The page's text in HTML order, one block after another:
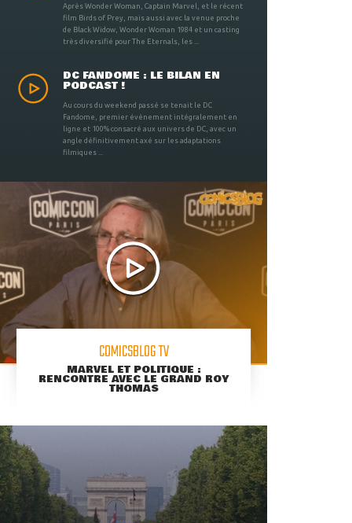
Après Wonder Woman, Captain Marvel, et le récent
film Birds of Prey, mais aussi avec la venue proche
de Black Widow, Wonder Woman 1984 et un casting
très diversifié pour The Eternals, les ...
DC FANDOME : LE BILAN EN
PODCAST !
Au cours du weekend passé se tenait le DC
Fandome, premier évènement intégralement en
ligne et 100% consacré aux univers de DC, avec un
angle définitivement axé sur les adaptations
filmiques ...
COMICSBLOG TV
MARVEL ET POLITIQUE :
RENCONTRE AVEC LE GRAND ROY
THOMAS